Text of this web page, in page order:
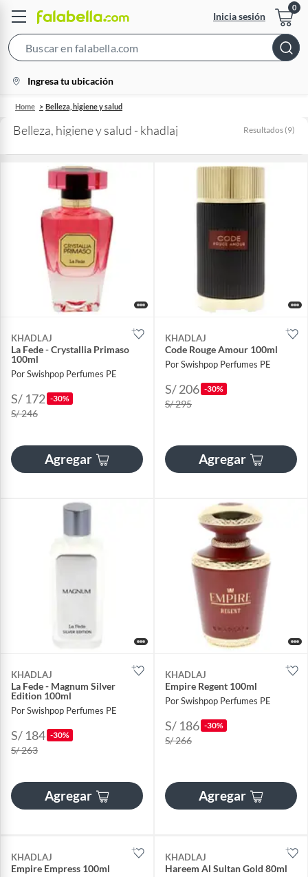
Inicia sesión
Bar
location-
icon
Ingresa tu ubicación
Home Belleza, higiene y salud
Belleza, higiene y salud - khadlaj Resultados (9)
KHADLAJ
La Fede - Crystallia Primaso
100ml
Por Swishpop Perfumes PE
S/ 172 -30%
S/ 246
Agregar
KHADLAJ
Code Rouge Amour 100ml
Por Swishpop Perfumes PE
S/ 206 -30%
S/ 295
Agregar
KHADLAJ
La Fede - Magnum Silver
Edition 100ml
Por Swishpop Perfumes PE
S/ 184 -30%
S/ 263
Agregar
KHADLAJ
Empire Regent 100ml
Por Swishpop Perfumes PE
S/ 186 -30%
S/ 266
Agregar
KHADLAJ
Empire Empress 100ml
KHADLAJ
Hareem Al Sultan Gold 80ml